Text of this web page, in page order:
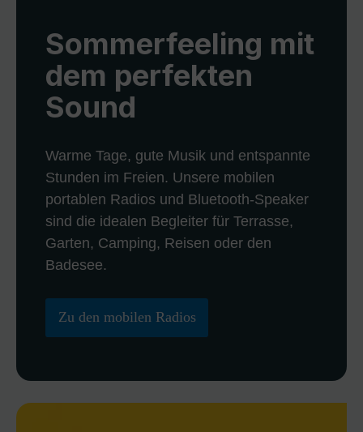
Sommerfeeling mit
dem perfekten
Sound
Warme Tage, gute Musik und entspannte
Stunden im Freien. Unsere mobilen
portablen Radios und Bluetooth-Speaker
sind die idealen Begleiter für Terrasse,
Garten, Camping, Reisen oder den
Badesee.
Zu den mobilen Radios